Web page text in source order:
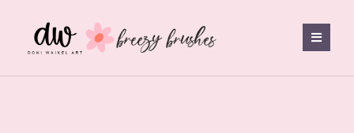
content
Toggle